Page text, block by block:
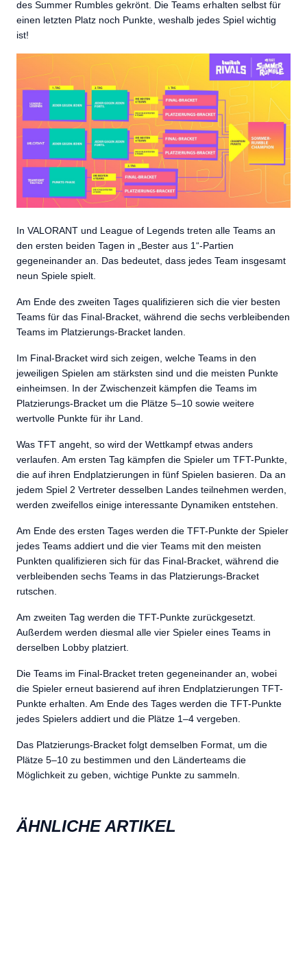
des Summer Rumbles gekrönt. Die Teams erhalten selbst für
einen letzten Platz noch Punkte, weshalb jedes Spiel wichtig
ist!
In VALORANT und League of Legends treten alle Teams an
den ersten beiden Tagen in „Bester aus 1“-Partien
gegeneinander an. Das bedeutet, dass jedes Team insgesamt
neun Spiele spielt.
Am Ende des zweiten Tages qualifizieren sich die vier besten
Teams für das Final-Bracket, während die sechs verbleibenden
Teams im Platzierungs-Bracket landen.
Im Final-Bracket wird sich zeigen, welche Teams in den
jeweiligen Spielen am stärksten sind und die meisten Punkte
einheimsen. In der Zwischenzeit kämpfen die Teams im
Platzierungs-Bracket um die Plätze 5–10 sowie weitere
wertvolle Punkte für ihr Land.
Was TFT angeht, so wird der Wettkampf etwas anders
verlaufen. Am ersten Tag kämpfen die Spieler um TFT-Punkte,
die auf ihren Endplatzierungen in fünf Spielen basieren. Da an
jedem Spiel 2 Vertreter desselben Landes teilnehmen werden,
werden zweifellos einige interessante Dynamiken entstehen.
Am Ende des ersten Tages werden die TFT-Punkte der Spieler
jedes Teams addiert und die vier Teams mit den meisten
Punkten qualifizieren sich für das Final-Bracket, während die
verbleibenden sechs Teams in das Platzierungs-Bracket
rutschen.
Am zweiten Tag werden die TFT-Punkte zurückgesetzt.
Außerdem werden diesmal alle vier Spieler eines Teams in
derselben Lobby platziert.
Die Teams im Final-Bracket treten gegeneinander an, wobei
die Spieler erneut basierend auf ihren Endplatzierungen TFT-
Punkte erhalten. Am Ende des Tages werden die TFT-Punkte
jedes Spielers addiert und die Plätze 1–4 vergeben.
Das Platzierungs-Bracket folgt demselben Format, um die
Plätze 5–10 zu bestimmen und den Länderteams die
Möglichkeit zu geben, wichtige Punkte zu sammeln.
ÄHNLICHE ARTIKEL